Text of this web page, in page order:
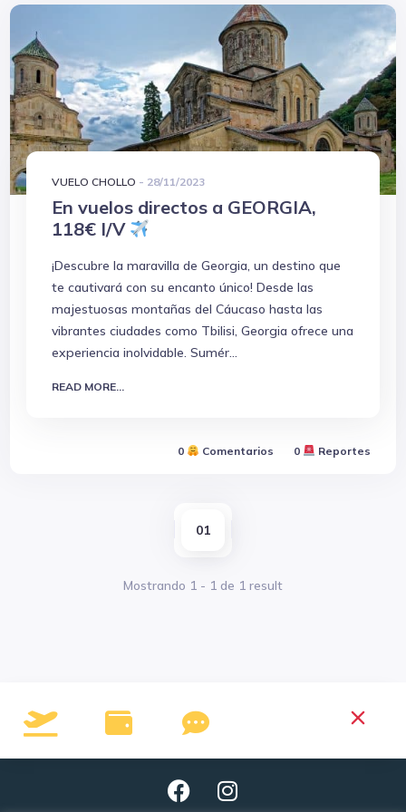
VUELO CHOLLO - 28/11/2023
En vuelos directos a GEORGIA,
118€ I/V
¡Descubre la maravilla de Georgia, un destino que
te cautivará con su encanto único! Desde las
majestuosas montañas del Cáucaso hasta las
vibrantes ciudades como Tbilisi, Georgia ofrece una
experiencia inolvidable. Sumér...
READ MORE...
0 Comentarios 0 Reportes
01
Mostrando 1 - 1 de 1 result